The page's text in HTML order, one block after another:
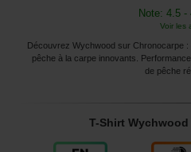
Note: 4.5 -
Voir les
Découvrez Wychwood sur Chronocarpe
pêche à la carpe innovants.
de pêche
T-Shirt